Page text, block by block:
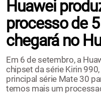
Huawei
processo de
chegará no
Em 6 de setembro, a
chipset da série Kirin
principal série Mate 30
temos mais um